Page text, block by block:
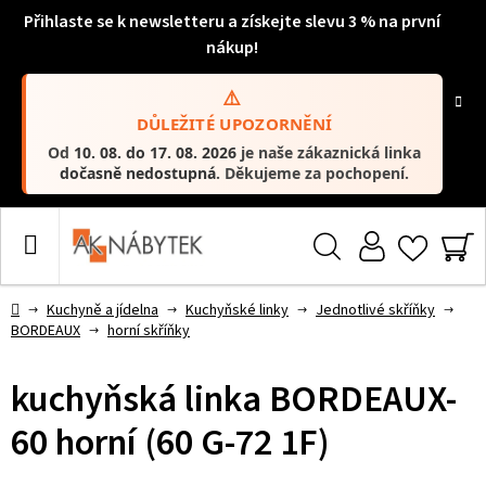
Přihlaste se k newsletteru a získejte slevu 3 % na první
nákup!
⚠️
DŮLEŽITÉ UPOZORNĚNÍ
Od 10. 08. do 17. 08. 2026 je naše zákaznická linka
dočasně nedostupná. Děkujeme za pochopení.
DomůKuchyně a jídelna Kuchyňské linky
Jednotlivé skříňky
BORDEAUX
horní skříňky
kuchyňská linka BORDEAUX-
60 horní (60 G-72 1F)